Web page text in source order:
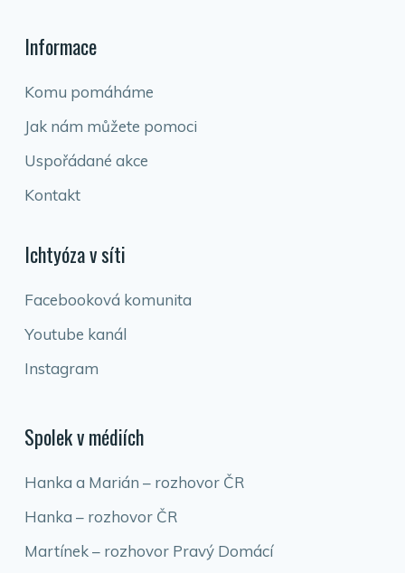
Informace
Komu pomáháme
Jak nám můžete pomoci
Uspořádané akce
Kontakt
Ichtyóza v síti
Facebooková komunita
Youtube kanál
Instagram
Spolek v médiích
Hanka a Marián – rozhovor ČR
Hanka – rozhovor ČR
Martínek – rozhovor Pravý Domácí